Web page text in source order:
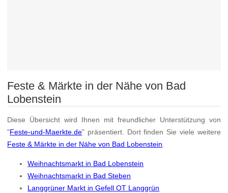
Feste & Märkte in der Nähe von Bad
Lobenstein
Diese Übersicht wird Ihnen mit freundlicher Unterstützung von
"Feste-und-Maerkte.de" präsentiert. Dort finden Sie viele weitere
Feste & Märkte in der Nähe von Bad Lobenstein
Weihnachtsmarkt in Bad Lobenstein
Weihnachtsmarkt in Bad Steben
Langgrüner Markt in Gefell OT Langgrün